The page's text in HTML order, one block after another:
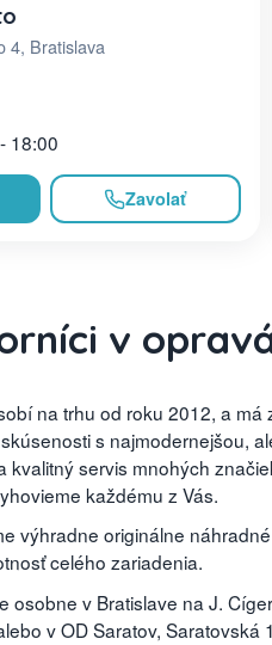
4, Bratislava
18:00
Zavolať
v
na trhu od roku 2012, a má
s najmodernejšou,
kvalitný servis mnohých
každému z Vás.
výhradne originálne
celého zariadenia.
osobne v Bratislave na J.
v OD Saratov, Saratovská